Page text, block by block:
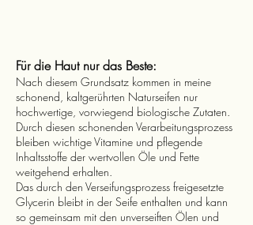
Für die Haut nur das Beste:
Nach diesem Grundsatz kommen in meine
schonend, kaltgerührten Naturseifen nur
hochwertige, vorwiegend biologische Zutaten.
Durch diesen schonenden Verarbeitungsprozess
bleiben wichtige Vitamine und pflegende
Inhaltsstoffe der wertvollen Öle und Fette
weitgehend erhalten.
Das durch den Verseifungsprozess freigesetzte
Glycerin bleibt in der Seife enthalten und kann
so gemeinsam mit den unverseiften Ölen und